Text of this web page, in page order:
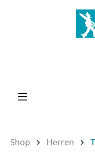
Zum Hauptinhalt
Shop Herren